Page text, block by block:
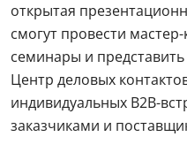
открытая
смогут провести
семинары и
Центр деловых
индивидуальных B2B-
заказчиками и